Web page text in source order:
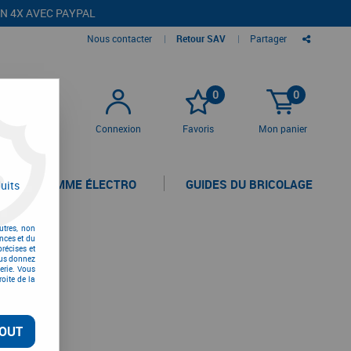
4X AVEC PAYPAL
Nous contacter | Retour SAV | Partager
Connexion
0
Favoris
0
Mon panier
LA GAMME ÉLECTRO GUIDES DU BRICOLAGE
non
et du
et
donnez
Vous
de la